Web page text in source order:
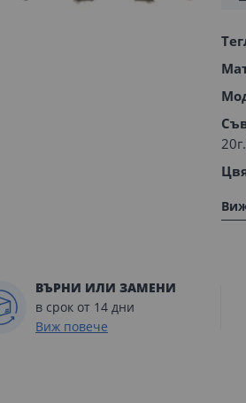
ВЪРНИ ИЛИ ЗАМЕНИ
в срок от 14 дни
Виж повече